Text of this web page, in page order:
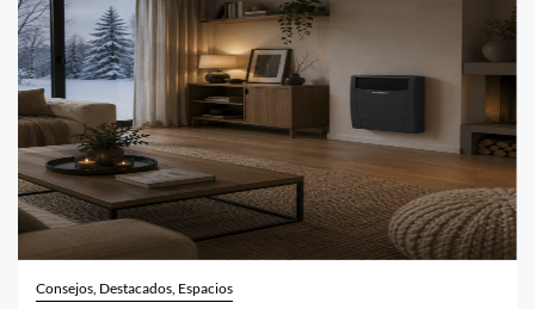
Consejos, Destacados, Espacios